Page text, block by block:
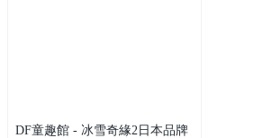
DF童趣館 - 冰雪奇緣2日本品牌